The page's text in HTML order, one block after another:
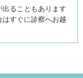
ることもあります
すぐに診察へお越